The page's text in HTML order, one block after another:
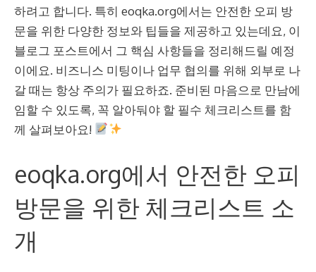
하려고 합니다. 특히 eoqka.org에서는 안전한 오피 방
문을 위한 다양한 정보와 팁들을 제공하고 있는데요, 이
블로그 포스트에서 그 핵심 사항들을 정리해드릴 예정
이에요. 비즈니스 미팅이나 업무 협의를 위해 외부로 나
갈 때는 항상 주의가 필요하죠. 준비된 마음으로 만남에
임할 수 있도록, 꼭 알아둬야 할 필수 체크리스트를 함
께 살펴보아요!
eoqka.org에서 안전한 오피
방문을 위한 체크리스트 소
개